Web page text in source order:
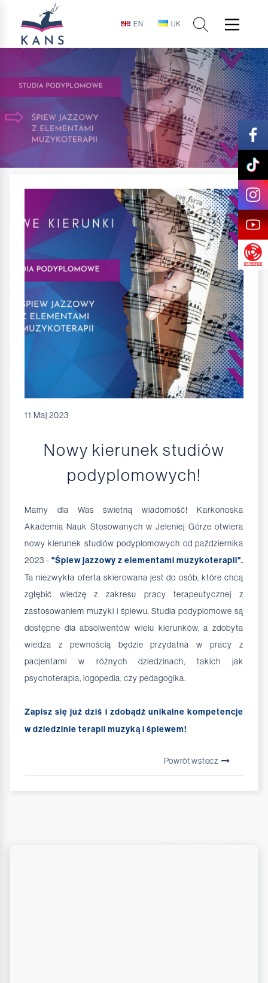
EN UK
11 Maj 2023
Nowy kierunek studiów
podyplomowych!
Mamy dla Was świetną wiadomość! Karkonoska
Akademia Nauk Stosowanych w Jeleniej Górze otwiera
nowy kierunek studiów podyplomowych od października
2023 - "Śpiew jazzowy z elementami muzykoterapii".
Ta niezwykła oferta skierowana jest do osób, które chcą
zgłębić wiedzę z zakresu pracy terapeutycznej z
zastosowaniem muzyki i śpiewu. Studia podyplomowe są
dostępne dla absolwentów wielu kierunków, a zdobyta
wiedza z pewnością będzie przydatna w pracy z
pacjentami w różnych dziedzinach, takich jak
psychoterapia, logopedia, czy pedagogika.
Zapisz się już dziś i zdobądź unikalne kompetencje
w dziedzinie terapii muzyką i śpiewem!
Powrót wstecz